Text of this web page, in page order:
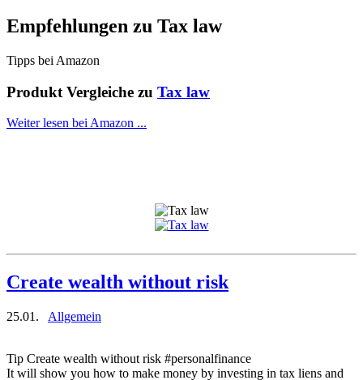
Empfehlungen zu Tax law
Tipps bei Amazon
Produkt Vergleiche zu Tax law
Weiter lesen bei Amazon ...
Create wealth without risk
25.01. Allgemein
Tip Create wealth without risk #personalfinance
It will show you how to make money by investing in tax liens and